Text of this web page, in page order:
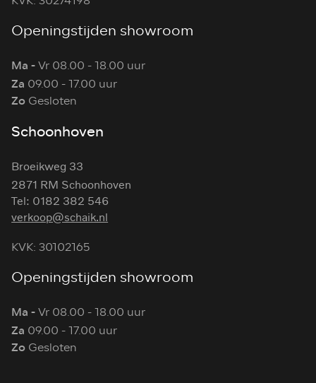
Openingstijden showroom
Ma -Vr 08.00 - 18.00 uur
Za 09.00 - 17.00 uur
Zo Gesloten
Schoonhoven
Broeikweg 33
2871 RM Schoonhoven
Tel: 0182 382 546
verkoop@schaik.nl
KVK: 30102165
Openingstijden showroom
Ma -Vr 08.00 - 18.00 uur
Za 09.00 - 17.00 uur
Zo Gesloten